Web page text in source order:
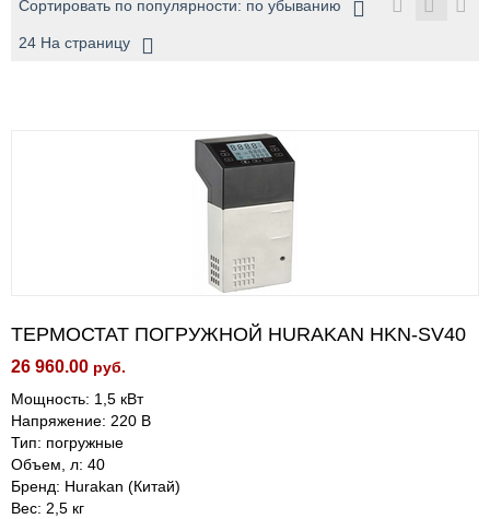
Сортировать по популярности: по убыванию
24 На страницу
ТЕРМОСТАТ ПОГРУЖНОЙ HURAKAN HKN-SV40
26 960.00 руб.
Мощность: 1,5 кВт
Напряжение: 220 В
Тип: погружные
Объем, л: 40
Бренд: Hurakan (Китай)
Вес: 2,5 кг